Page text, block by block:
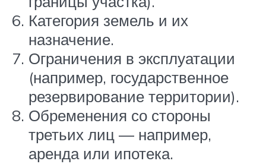
Категория земель и их
назначение.
Ограничения в эксплуатации
(например, государственное
резервирование территории).
Обременения со стороны
третьих лиц — например,
аренда или ипотека.